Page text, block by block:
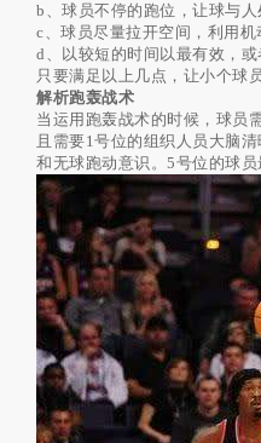
b、球员不停的跑位，让球与
c、球员尽量拉开空间，利用
d、以较短的时间以最有效，或
只要满足以上几点，让小个球
解析跑轰战术
当运用跑轰战术的时候，球员
且需要1号位的组织人员大脑
和无球跑动意识。5号位的球